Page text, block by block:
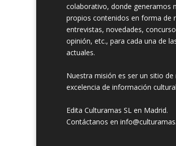
colaborativo, donde generamos
propios contenidos en forma de
entrevistas, novedades,
opinión, etc., para cada una de
actuales.
Nuestra misión es ser un sitio de
excelencia de información
Edita Culturamas SL en Madrid.
Contáctanos en